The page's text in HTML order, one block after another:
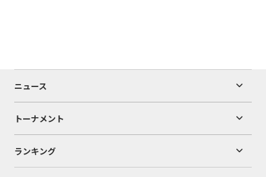
ニュース
トーナメント
ランキング